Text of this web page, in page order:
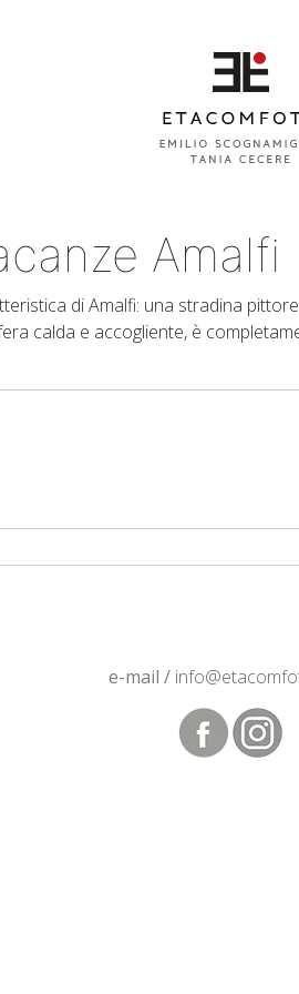
Amalfi
di Amalfi: una stradina
calda e accogliente, è
e-mail /